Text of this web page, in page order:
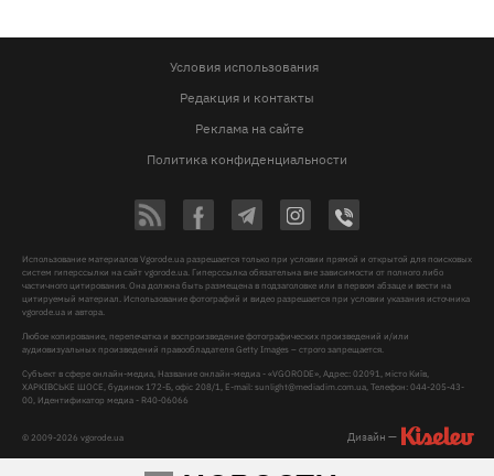
Условия использования
Редакция и контакты
Реклама на сайте
Политика конфиденциальности
© 2009-2026 vgorode.ua
Использование материалов Vgorode.ua разрешается только при условии прямой и открытой для поисковых
систем гиперссылки на сайт vgorode.ua. Гиперссылка обязательна вне зависимости от полного либо
частичного цитирования. Она должна быть размещена в подзаголовке или в первом абзаце и вести на
цитируемый материал. Использование фотографий и видео разрешается при условии указания источника
vgorode.ua и автора.
Любое копирование, перепечатка и воспроизведение фотографических произведений и/или
аудиовизуальных произведений правообладателя Getty Images – строго запрещается.
Субъект в сфере онлайн-медиа, Название онлайн-медиа - «VGORODE», Адрес: 02091, місто Київ,
ХАРКІВСЬКЕ ШОСЕ, будинок 172-Б, офіс 208/1, E-mail:sunlight@mediadim.com.ua, Телефон: 044-205-43-
00, Идентификатор медиа - R40-06066
Дизайн —